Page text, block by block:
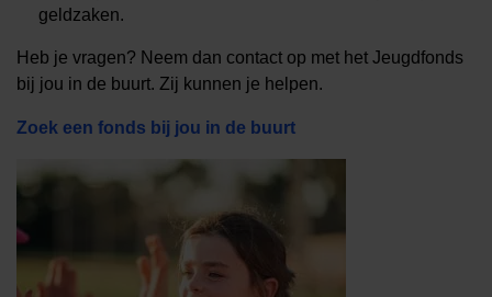
geldzaken.
Heb je vragen? Neem dan contact op met het Jeugdfonds
bij jou in de buurt. Zij kunnen je helpen.
Zoek een fonds bij jou in de buurt